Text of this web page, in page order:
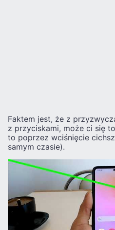
Faktem jest, że z
z przyciskami, może ci się
to poprzez wciśnięcie
samym czasie).